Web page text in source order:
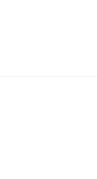
ikke er fyldt 10 år